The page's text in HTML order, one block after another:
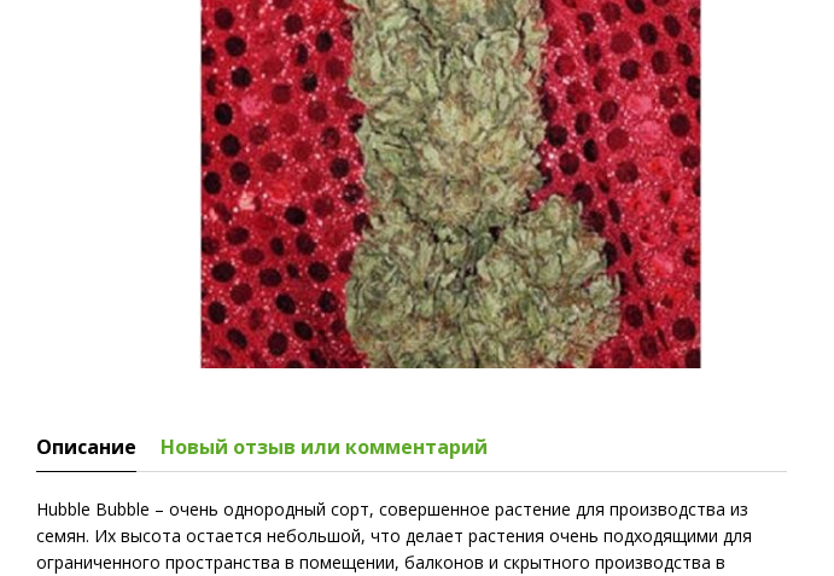
Описание Новый отзыв или комментарий
Hubble Bubble – очень однородный сорт, совершенное растение для производства из
семян. Их высота остается небольшой, что делает растения очень подходящими для
ограниченного пространства в помещении, балконов и скрытного производства в